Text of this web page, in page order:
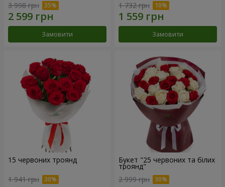
3 998 грн
Замовити
1 732 грн
Замовити
15 червоних троянд
1 941 грн
Букет "25 червоних та білих
троянд"
2 999 грн